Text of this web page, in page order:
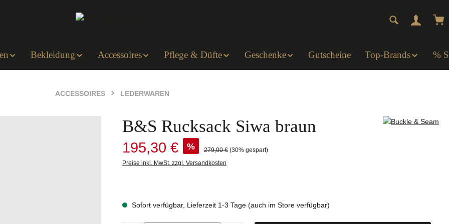
Bekleidung Accessoires Pflege & Düfte Geschenke Gutscheine Top-Brands %
ACCESSOIRES LEDERWAREN
B&S Rucksack Siwa braun
Verkaufspreis:
195,30 € % Regulärer Preis:
279,00 €(30% gespart)
Preise inkl. MwSt. zzgl. Versandkosten
Sofort verfügbar, Lieferzeit 1-3 Tage (auch im Store verfügbar)